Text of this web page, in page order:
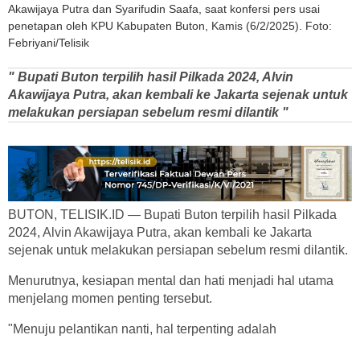
Akawijaya Putra dan Syarifudin Saafa, saat konfersi pers usai
penetapan oleh KPU Kabupaten Buton, Kamis (6/2/2025). Foto:
Febriyani/Telisik
" Bupati Buton terpilih hasil Pilkada 2024, Alvin
Akawijaya Putra, akan kembali ke Jakarta sejenak untuk
melakukan persiapan sebelum resmi dilantik "
BUTON, TELISIK.ID — Bupati Buton terpilih hasil Pilkada
2024, Alvin Akawijaya Putra, akan kembali ke Jakarta
sejenak untuk melakukan persiapan sebelum resmi dilantik.
Menurutnya, kesiapan mental dan hati menjadi hal utama
menjelang momen penting tersebut.
"Menuju pelantikan nanti, hal terpenting adalah